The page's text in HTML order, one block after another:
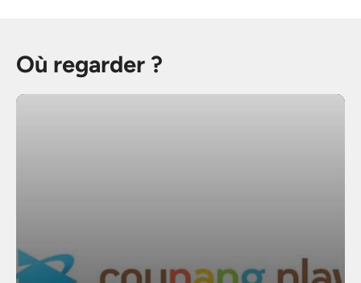
Où regarder ?